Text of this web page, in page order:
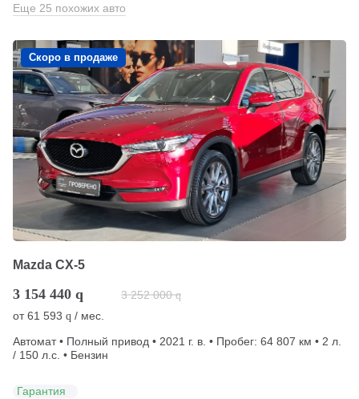
Еще 25 похожих авто
Скоро в продаже
Mazda CX-5
3 154 440 q 3 252 000 q
от61 593 q / мес.
Автомат • Полный привод • 2021 г. в. • Пробег: 64 807 км • 2 л.
/ 150 л.с. • Бензин
Гарантия